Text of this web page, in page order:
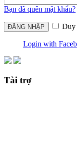
Bạn đã quên mật khẩu?
Duy
Login with
Tài trợ